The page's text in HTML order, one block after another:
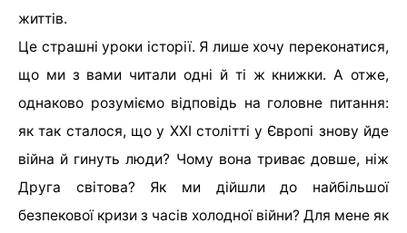
життів.
Це страшні уроки історії. Я лише хочу переконатися,
що ми з вами читали одні й ті ж книжки. А отже,
однаково розуміємо відповідь на головне питання:
як так сталося, що у XXI столітті у Європі знову йде
війна й гинуть люди? Чому вона триває довше, ніж
Друга світова? Як ми дійшли до найбільшої
безпекової кризи з часів холодної війни? Для мене як